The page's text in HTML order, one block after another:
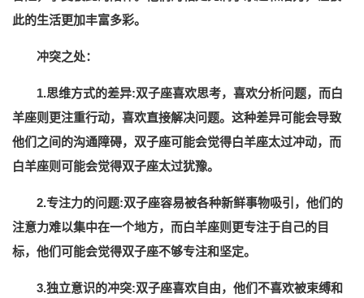
此的生活更加丰富多彩。
冲突之处：
1.思维方式的差异:双子座喜欢思考，喜欢分析问题，而白
羊座则更注重行动，喜欢直接解决问题。这种差异可能会导致
他们之间的沟通障碍，双子座可能会觉得白羊座太过冲动，而
白羊座则可能会觉得双子座太过犹豫。
2.专注力的问题:双子座容易被各种新鲜事物吸引，他们的
注意力难以集中在一个地方，而白羊座则更专注于自己的目
标，他们可能会觉得双子座不够专注和坚定。
3.独立意识的冲突:双子座喜欢自由，他们不喜欢被束缚和